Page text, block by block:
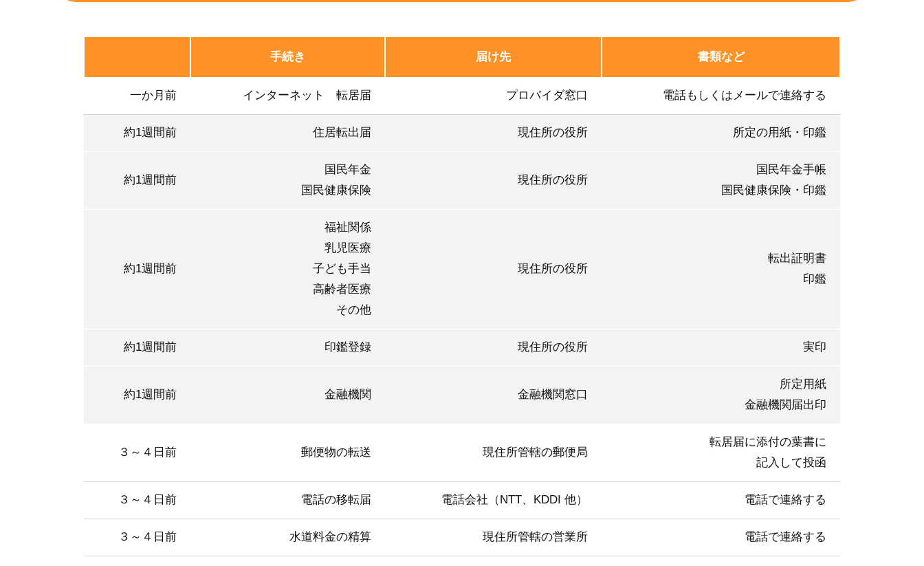
手続き 届け先 書類など
一か月前 インターネット 転居届 プロバイダ窓口 電話もしくはメールで連絡する
約1週間前 住居転出届 現住所の役所 所定の用紙・印鑑
約1週間前
国民年金
国民健康保険
現住所の役所
国民年金手帳
国民健康保険・印鑑
約1週間前
福祉関係
乳児医療
子ども手当
高齢者医療
その他
現住所の役所
転出証明書
印鑑
約1週間前 印鑑登録 現住所の役所 実印
約1週間前 金融機関 金融機関窓口
所定用紙
金融機関届出印
３～４日前 郵便物の転送 現住所管轄の郵便局
転居届に添付の葉書に
記入して投函
３～４日前 電話の移転届 電話会社（NTT、KDDI 他） 電話で連絡する
３～４日前 水道料金の精算 現住所管轄の営業所 電話で連絡する